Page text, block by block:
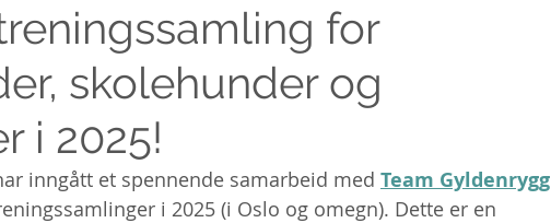
for
skolehunder og
i 2025!
inngått et spennende samarbeid med Team Gyldenrygg
i 2025 (i Oslo og omegn). Dette er en